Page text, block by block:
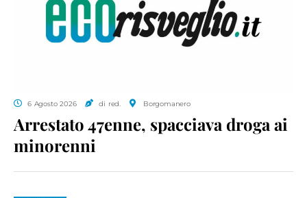
6 Agosto 2026 di red. Borgomanero
Arrestato 47enne, spacciava droga ai
minorenni